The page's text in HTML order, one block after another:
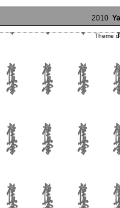
2010
Theme